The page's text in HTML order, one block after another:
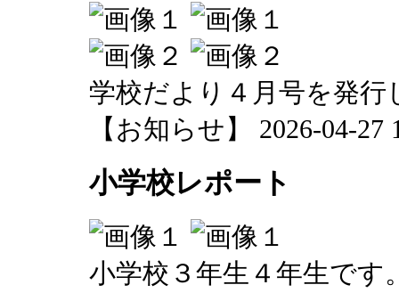
学校だより４月号を発行
【お知らせ】 2026-04-27
小学校レポート
小学校３年生４年生です